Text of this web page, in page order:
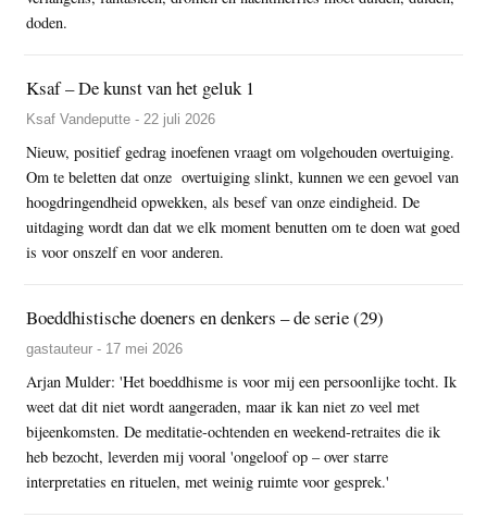
doden.
Ksaf – De kunst van het geluk 1
Ksaf Vandeputte - 22 juli 2026
Nieuw, positief gedrag inoefenen vraagt om volgehouden overtuiging.
Om te beletten dat onze overtuiging slinkt, kunnen we een gevoel van
hoogdringendheid opwekken, als besef van onze eindigheid. De
uitdaging wordt dan dat we elk moment benutten om te doen wat goed
is voor onszelf en voor anderen.
Boeddhistische doeners en denkers – de serie (29)
gastauteur - 17 mei 2026
Arjan Mulder: 'Het boeddhisme is voor mij een persoonlijke tocht. Ik
weet dat dit niet wordt aangeraden, maar ik kan niet zo veel met
bijeenkomsten. De meditatie-ochtenden en weekend-retraites die ik
heb bezocht, leverden mij vooral 'ongeloof op – over starre
interpretaties en rituelen, met weinig ruimte voor gesprek.'